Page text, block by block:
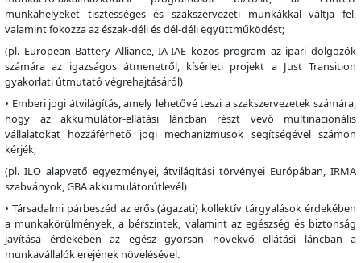
munkahelyeket tisztességes és szakszervezeti munkákkal váltja fel,
valamint fokozza az észak-déli és dél-déli együttműködést;
(pl. European Battery Alliance, IA-IAE közös program az ipari dolgozók
számára az igazságos átmenetről, kísérleti projekt a Just Transition
gyakorlati útmutató végrehajtásáról)
• Emberi jogi átvilágítás, amely lehetővé teszi a szakszervezetek számára,
hogy az akkumulátor-ellátási láncban részt vevő multinacionális
vállalatokat hozzáférhető jogi mechanizmusok segítségével számon
kérjék;
(pl. ILO alapvető egyezményei, átvilágítási törvényei Európában, IRMA
szabványok, GBA akkumulátorútlevél)
• Társadalmi párbeszéd az erős (ágazati) kollektív tárgyalások érdekében
a munkakörülmények, a bérszintek, valamint az egészség és biztonság
javítása érdekében az egész gyorsan növekvő ellátási láncban a
munkavállalók erejének növelésével.